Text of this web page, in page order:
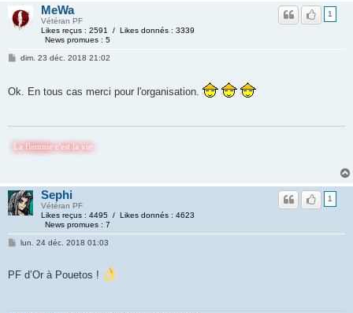
MeWa
Vétéran PF
Likes reçus : 2591 / Likes donnés : 3339
News promues : 5
1
dim. 23 déc. 2018 21:02
Ok. En tous cas merci pour l'organisation.
c'est la vie
Sephi
Vétéran PF
Likes reçus : 4495 / Likes donnés : 4623
News promues : 7
1
lun. 24 déc. 2018 01:03
PF d’Or à Pouetos !